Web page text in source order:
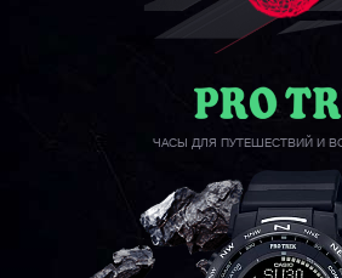
ЧАСЫ ДЛЯ ПУТЕШЕСТВИЙ И